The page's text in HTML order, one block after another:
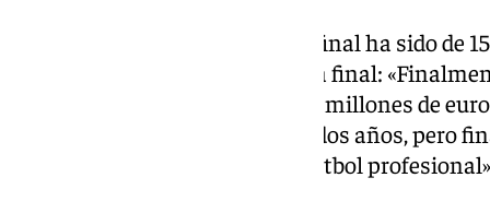
En cuanto a los gastos, la cifra final ha sido de
María ha explicado la diferencia final:
contable de LaLiga, sumamos 3 millones de
hizo esto porque trabajamos a dos años, pero
122′, nos ha hecho estar en el fútbol